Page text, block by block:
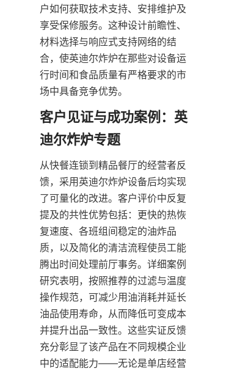
户如何获取技术支持、安排维护及
享受保修服务。这种设计前瞻性、
材料选择与响应式支持网络的结
合，使英迪尔炸炉在那些对设备运
行时间和食品质量有严格要求的市
场中具备竞争优势。
客户见证与成功案例：英
迪尔炸炉专题
从快餐连锁到精品餐厅的经营者反
馈，采用英迪尔炸炉设备后均实现
了可量化的改进。客户评价中反复
提及的共性优势包括：更快的热恢
复速度、各班组间稳定的油炸品
质，以及简化的清洁流程使员工能
腾出时间处理前厅事务。详细案例
研究表明，按照推荐的过滤与温度
操作规范，可减少用油消耗并延长
油品使用寿命，从而降低可变成本
并提升出品一致性。这些实证反馈
充分彰显了该产品在不同规模企业
中的适配能力——无论是单店经营